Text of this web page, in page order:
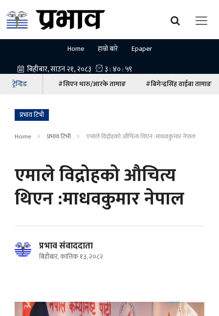
Home हाम्रो बारे Epaper
ट्रेन्डिङ #सिएन थारु/आरके तामाङ #बिगेन्द्रसिंह वाईबा तामाङ
प्रभाव टिभी
Home प्रभाव टिभी एमाले विद्रोहको औचित्य थिएन :माधवकुमार नेपाल
एमाले विद्रोहको औचित्य
थिएन :माधवकुमार नेपाल
प्रभाव संवाददाता
बिहीबार, कात्तिक १३, २०८२